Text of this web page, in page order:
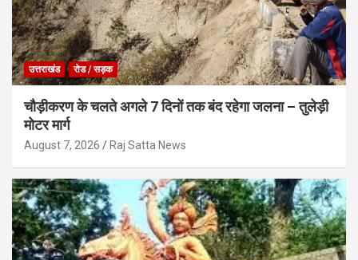
उत्तराखंड रोड / सड़क
चौड़ीकरण के चलते अगले 7 दिनों तक बंद रहेगा जलना – तुलेड़ी
मोटर मार्ग
August 7, 2026 Raj Satta News